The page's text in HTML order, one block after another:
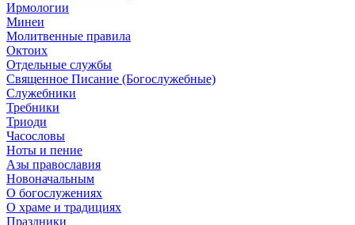
Ирмологии
Минеи
Молитвенные правила
Октоих
Отдельные службы
Священное Писание (Богослужебные)
Служебники
Требники
Триоди
Часословы
Ноты и пение
Азы православия
Новоначальным
О богослужениях
О храме и традициях
Праздники